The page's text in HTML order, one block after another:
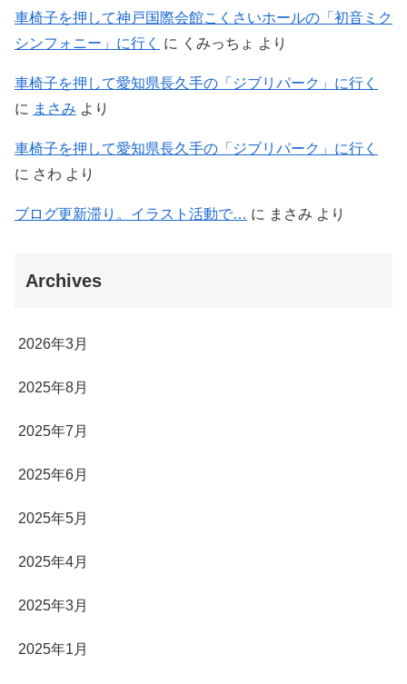
車椅子を押して神戸国際会館こくさいホールの「初音ミク
シンフォニー」に行く
に くみっちょ より
車椅子を押して愛知県長久手の「ジブリパーク」に行く
に まさみ より
車椅子を押して愛知県長久手の「ジブリパーク」に行く
に さわ より
ブログ更新滞り。イラスト活動で… に まさみ より
Archives
2026年3月
2025年8月
2025年7月
2025年6月
2025年5月
2025年4月
2025年3月
2025年1月